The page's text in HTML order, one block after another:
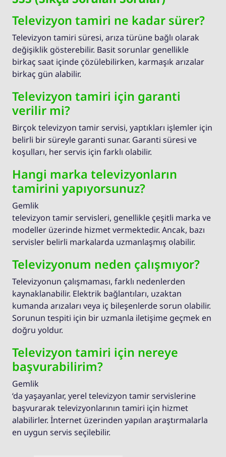
Televizyon tamiri ne kadar sürer?
Televizyon tamiri süresi, arıza türüne bağlı olarak
değişiklik gösterebilir. Basit sorunlar genellikle
birkaç saat içinde çözülebilirken, karmaşık arızalar
birkaç gün alabilir.
Televizyon tamiri için garanti
verilir mi?
Birçok televizyon tamir servisi, yaptıkları işlemler için
belirli bir süreyle garanti sunar. Garanti süresi ve
koşulları, her servis için farklı olabilir.
Hangi marka televizyonların
tamirini yapıyorsunuz?
Gemlik
televizyon tamir servisleri, genellikle çeşitli marka ve
modeller üzerinde hizmet vermektedir. Ancak, bazı
servisler belirli markalarda uzmanlaşmış olabilir.
Televizyonum neden çalışmıyor?
Televizyonun çalışmaması, farklı nedenlerden
kaynaklanabilir. Elektrik bağlantıları, uzaktan
kumanda arızaları veya iç bileşenlerde sorun olabilir.
Sorunun tespiti için bir uzmanla iletişime geçmek en
doğru yoldur.
Televizyon tamiri için nereye
başvurabilirim?
Gemlik
‘da yaşayanlar, yerel televizyon tamir servislerine
başvurarak televizyonlarının tamiri için hizmet
alabilirler. İnternet üzerinden yapılan araştırmalarla
en uygun servis seçilebilir.